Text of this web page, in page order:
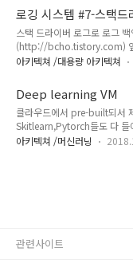
도가 느려지기 때문에, 사용
를 유지하는 철학이다.배경을
주력으로 하기 때문에, 서비
통신망 자체가 그정도의 안정
성을 제공하더라도 사용자가
로깅 시스템 #7-스택드
축하기
스택 드라이버 로그로 로그
(http://bcho.tistory.com) 앞
법에 대해서 알아보았다. 이번
+ Logstash + Kibana)를 많
지만 러닝 커브가 있고, 구축
로는 클라우드 기반의 매니지
데, 구글 클라우드의 스택드라
아키텍쳐 /대용량 아키텍쳐
Deep learning VM
클라우드에서 pre-built되서
Skitlearn,Pytorch들도 다 들
Shell forwarding을 이용해서
6006:localhost:6006 -L
아키텍쳐 /머신러닝
관련사이트